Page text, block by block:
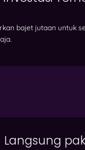
bajet jutaan untuk
Langsung